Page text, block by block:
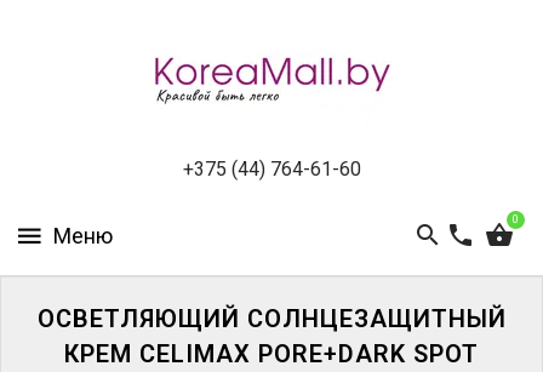
+375 (44) 764-61-60
0
СПЕЦПРЕДЛОЖЕНИЯ
ВСЕ
БРЕНДЫ
ОСВЕТЛЯЮЩИЙ СОЛНЦЕЗАЩИТНЫЙ
КРЕМ CELIMAX PORE+DARK SPOT